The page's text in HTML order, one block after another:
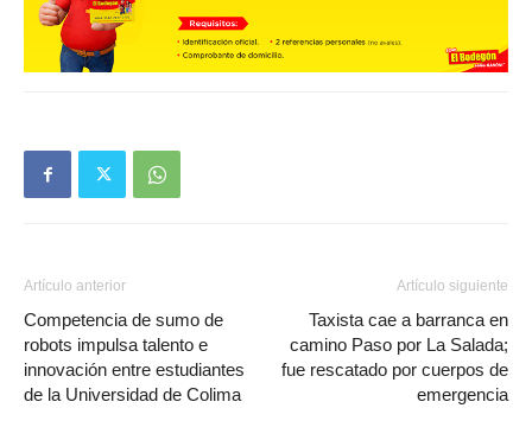
Artículo anterior
Competencia de sumo de
robots impulsa talento e
innovación entre estudiantes
de la Universidad de Colima
Artículo siguiente
Taxista cae a barranca en
camino Paso por La Salada;
fue rescatado por cuerpos de
emergencia